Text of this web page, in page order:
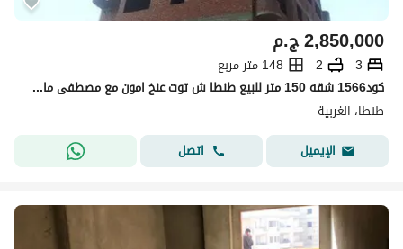
ج.م2,850,000
3
2
148 متر مربع
كود1566 شقه 150 متر للبيع طنطا ش توت عنخ امون مع مصطفى ماهر نص تشطيب الدور الخامس الدور شقه واجده 3 رسيبشن 2 حمام مطبخ حصه فى الارض
طنطا، الغربية
الإيميل
اتصل